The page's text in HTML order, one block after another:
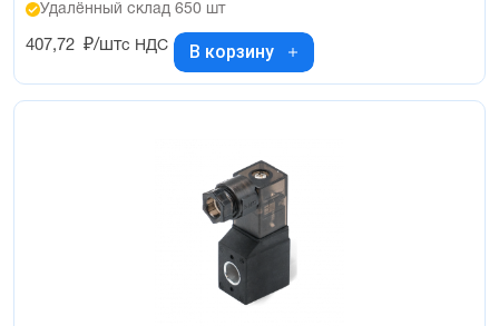
Удалённый склад 650 шт
407,72 ₽/штс НДС В корзину